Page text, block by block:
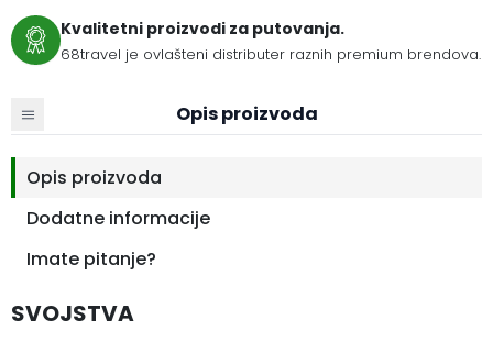
Kvalitetni proizvodi za putovanja.
68travel je ovlašteni distributer raznih premium brendova.
Opis proizvoda
Opis proizvoda
Dodatne informacije
Imate pitanje?
SVOJSTVA